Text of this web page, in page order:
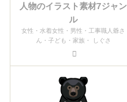
人物のイラスト素材7ジャン
ル
女性・水着女性・男性・工事職人爺さ
ん・子ども・家族・ しぐさ